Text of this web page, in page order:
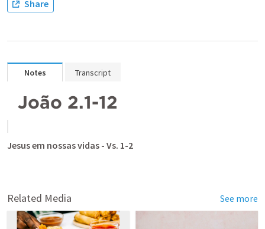
Share
Notes Transcript
João 2.1-12
Jesus em nossas vidas - Vs. 1-2
Related Media See more